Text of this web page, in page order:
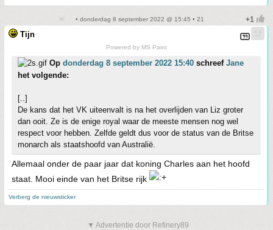
• donderdag 8 september 2022 @ 15:45 • 21
Tijn
Powered by MS Paint
Op donderdag 8 september 2022 15:40 schreef Jane
het volgende:
[..]
De kans dat het VK uiteenvalt is na het overlijden van Liz groter
dan ooit. Ze is de enige royal waar de meeste mensen nog wel
respect voor hebben. Zelfde geldt dus voor de status van de Britse
monarch als staatshoofd van Australië.
Allemaal onder de paar jaar dat koning Charles aan het hoofd
staat. Mooi einde van het Britse rijk
Verberg de nieuwsticker
▼ Advertentie door Refinery89